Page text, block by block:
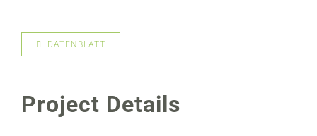
DATENBLATT
Project Details